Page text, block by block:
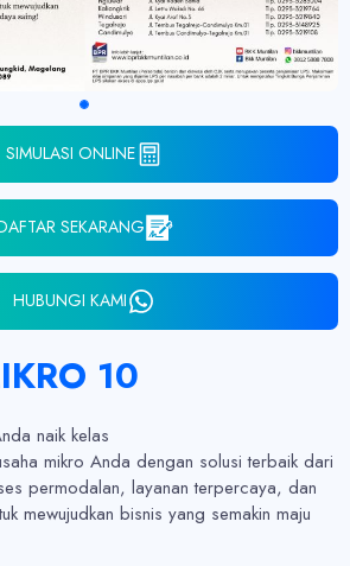
SIMULASI ONLINE
SEKARANG
HUBUNGI KAMI
10
naik kelas
mikro Anda dengan solusi terbaik dari
permodalan, layanan terpercaya, dan
mewujudkan bisnis yang semakin maju